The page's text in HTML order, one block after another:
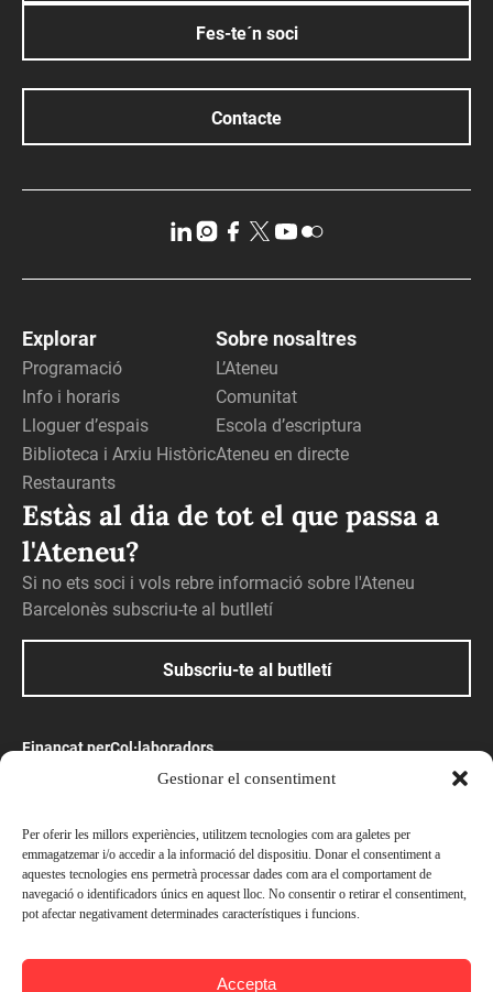
Gestionar el consentiment
Per oferir les millors experiències, utilitzem tecnologies com ara galetes per
emmagatzemar i/o accedir a la informació del dispositiu. Donar el consentiment a
aquestes tecnologies ens permetrà processar dades com ara el comportament de
navegació o identificadors únics en aquest lloc. No consentir o retirar el consentiment,
pot afectar negativament determinades característiques i funcions.
Accepta
Fes-te´n soci
Contacte
Explorar
Programació
Info i horaris
Lloguer d’espais
Biblioteca i Arxiu Històric
Restaurants
Sobre nosaltres
L’Ateneu
Comunitat
Escola d’escriptura
Ateneu en directe
Estàs al dia de tot el que passa a
l'Ateneu?
Si no ets soci i vols rebre informació sobre l'Ateneu
Barcelonès subscriu-te al butlletí
Subscriu-te al butlletí
Finançat perCol·laboradors
© Ateneu Barcelonès, 2026. Tots els drets reservats